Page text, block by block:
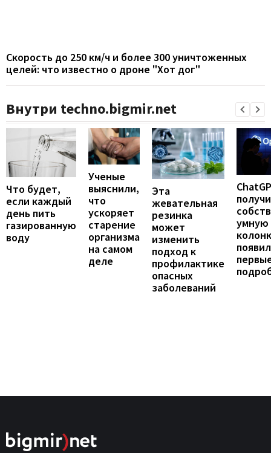
Скорость до 250 км/ч и более 300 уничтоженных
целей: что известно о дроне "Хот дог"
Внутри techno.bigmir.net
Что будет,
если каждый
день пить
газированную
воду
Ученые
выяснили,
что
ускоряет
старение
организма
на самом
деле
Эта
жевательная
резинка
может
изменить
подход к
профилактике
опасных
заболеваний
умную